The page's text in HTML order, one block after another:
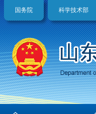
国务院 科学技术部